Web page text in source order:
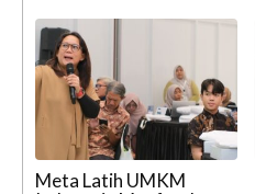
Meta Latih UMKM